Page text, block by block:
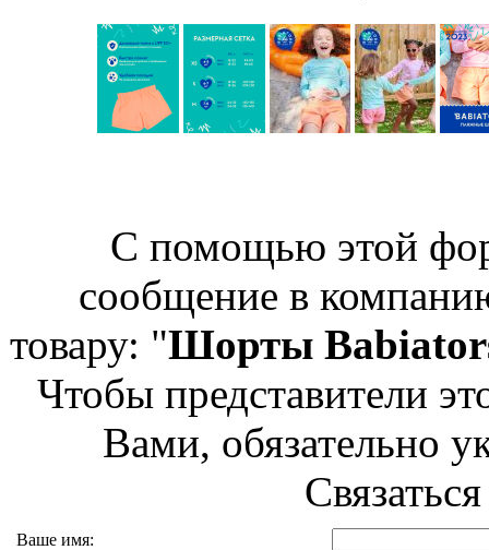
С помощью этой
сообщение в
товару: "Шорты
Чтобы представители
Вами, обязательно
Ваше имя: